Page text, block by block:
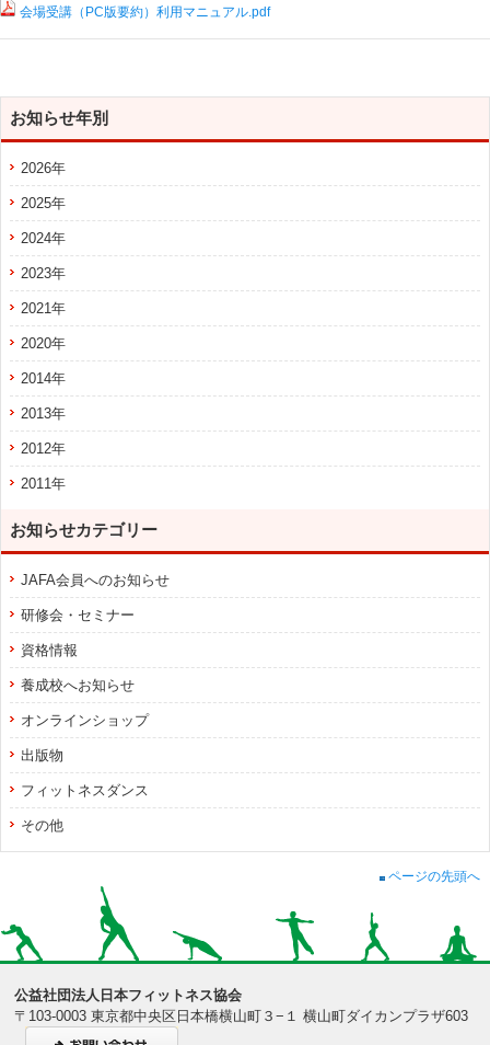
会場受講（PC版要約）利用マニュアル.pdf
お知らせ年別
2026年
2025年
2024年
2023年
2021年
2020年
2014年
2013年
2012年
2011年
お知らせカテゴリー
JAFA会員へのお知らせ
研修会・セミナー
資格情報
養成校へお知らせ
オンラインショップ
出版物
フィットネスダンス
その他
ページの先頭へ
公益社団法人日本フィットネス協会
〒103-0003 東京都中央区日本橋横山町３−１ 横山町ダイカンプラザ603